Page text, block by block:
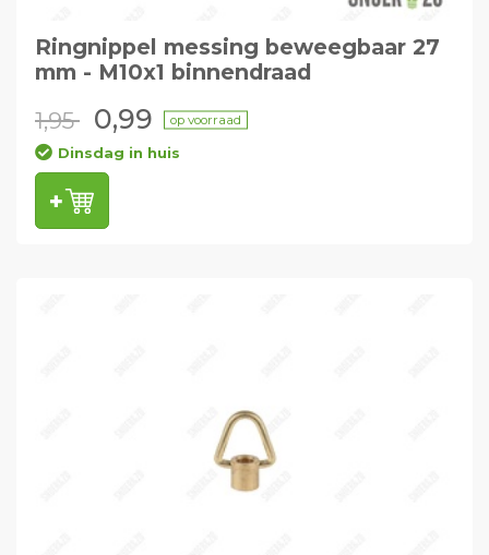
Ringnippel messing beweegbaar 27
mm - M10x1 binnendraad
1,95 0,99 op voorraad
Dinsdag in huis